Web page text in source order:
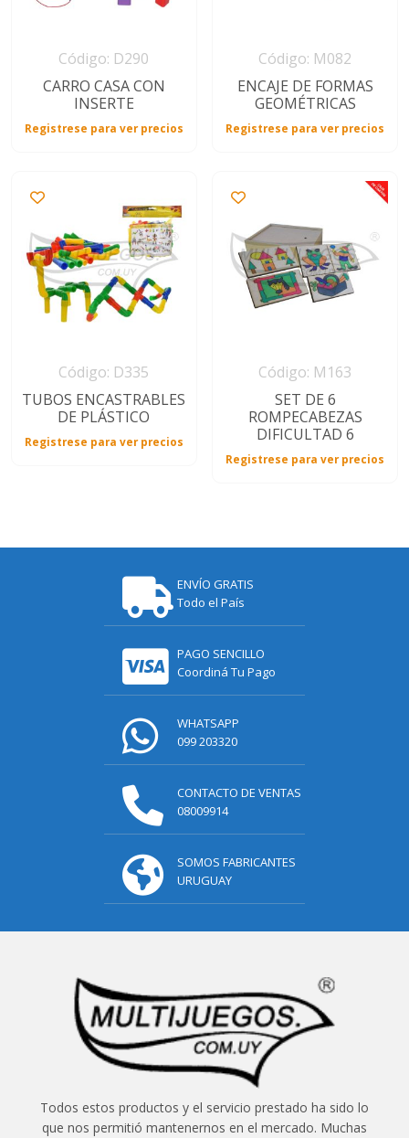
Código: D290
CARRO CASA CON
INSERTE
Registrese para ver precios
Código: M082
ENCAJE DE FORMAS
GEOMÉTRICAS
Registrese para ver precios
Código: D335
TUBOS ENCASTRABLES
DE PLÁSTICO
Registrese para ver precios
Código: M163
SET DE 6
ROMPECABEZAS
DIFICULTAD 6
Registrese para ver precios
ENVÍO GRATIS
Todo el País
PAGO SENCILLO
Coordiná Tu Pago
WHATSAPP
099 203320
CONTACTO DE VENTAS
08009914
SOMOS FABRICANTES
URUGUAY
Todos estos productos y el servicio prestado ha sido lo
que nos permitió mantenernos en el mercado. Muchas